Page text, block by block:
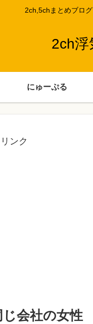
2ch,5chまとめブロ
2ch浮
にゅーぷる
ンク
会社の女性